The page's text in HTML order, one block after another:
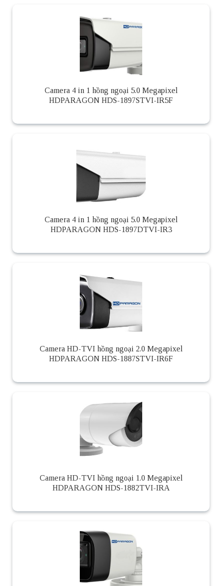
Camera 4 in 1 hồng ngoại 5.0 Megapixel
HDPARAGON HDS-1897STVI-IR5F
Camera 4 in 1 hồng ngoại 5.0 Megapixel
HDPARAGON HDS-1897DTVI-IR3
Camera HD-TVI hồng ngoại 2.0 Megapixel
HDPARAGON HDS-1887STVI-IR6F
Camera HD-TVI hồng ngoại 1.0 Megapixel
HDPARAGON HDS-1882TVI-IRA